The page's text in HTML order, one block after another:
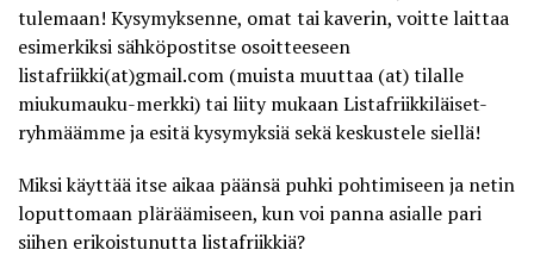
tulemaan! Kysymyksenne, omat tai kaverin, voitte laittaa
esimerkiksi sähköpostitse osoitteeseen
listafriikki(at)gmail.com (muista muuttaa (at) tilalle
miukumauku-merkki) tai liity mukaanListafriikkiläiset-
ryhmäämmeja esitä kysymyksiä sekä keskustele siellä!
Miksi käyttää itse aikaa päänsä puhki pohtimiseen ja netin
loputtomaan pläräämiseen, kun voi panna asialle pari
siihen erikoistunutta listafriikkiä?